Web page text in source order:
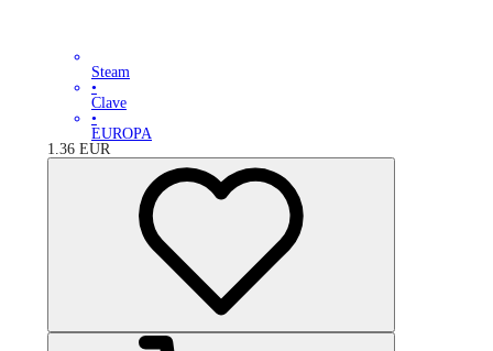
Steam
•
Clave
•
EUROPA
1.36 EUR